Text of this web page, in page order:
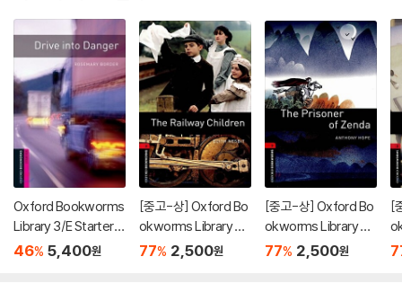
Oxford Bookworms
Library 3/E Starter:
Drive into Danger
46% 5,400원
[중고-상] Oxford Bo
okworms Library Le
vel 3 : The Railway C
77% 2,500원
[중고-상] Oxford Bo
okworms Library Le
vel 3 : The Prisoner
77% 2,500원
[